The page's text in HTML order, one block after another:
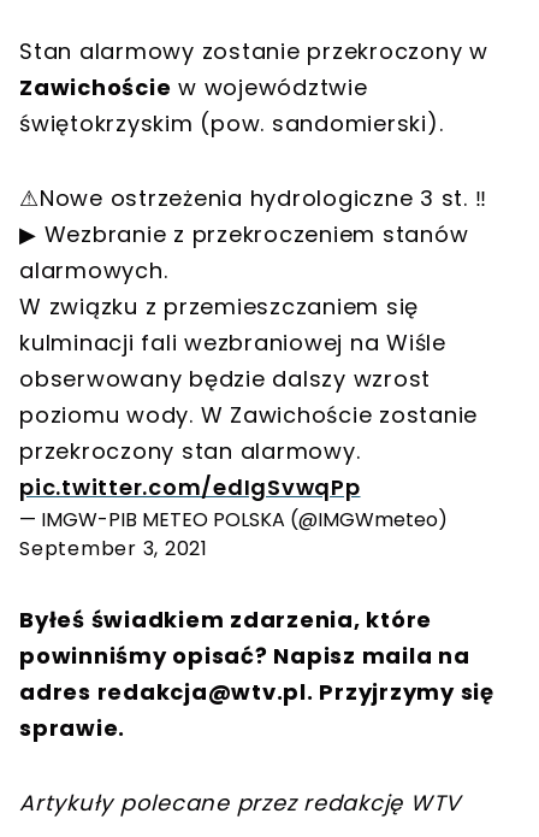
Stan alarmowy zostanie przekroczony w
Zawichoście w województwie
świętokrzyskim (pow. sandomierski).
⚠Nowe ostrzeżenia hydrologiczne 3 st. ‼
▶ Wezbranie z przekroczeniem stanów
alarmowych.
W związku z przemieszczaniem się
kulminacji fali wezbraniowej na Wiśle
obserwowany będzie dalszy wzrost
poziomu wody. W Zawichoście zostanie
przekroczony stan alarmowy.
pic.twitter.com/edIgSvwqPp
— IMGW-PIB METEO POLSKA (@IMGWmeteo)
September 3, 2021
Byłeś świadkiem zdarzenia, które
powinniśmy opisać? Napisz maila na
adres redakcja@wtv.pl. Przyjrzymy się
sprawie.
Artykuły polecane przez redakcję WTV